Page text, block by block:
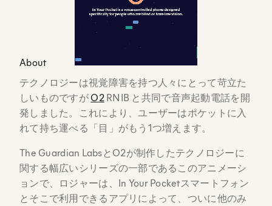
About
テクノロジーは視覚障害を持つ人々にとって苛立た
しいものですがO2RNIB と共同で音声起動電話を開
発しました。これにより、ユーザーはポケットに入
れて持ち運べる「目」がもう1つ増えます。
The Guardian LabsとO2が制作したテクノロジーに
関する幅広いシリーズの一部であるこのアニメーシ
ョンで、ロジャーは、In Your Pocketスマートフォン
とそこで利用できるアプリによって、ついに他のみ